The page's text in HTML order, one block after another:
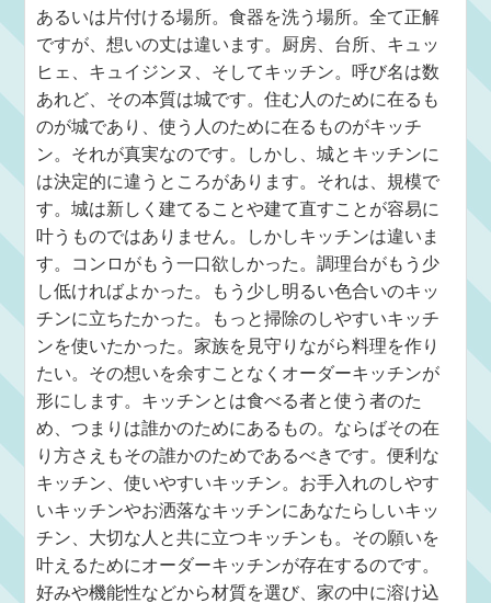
あるいは片付ける場所。食器を洗う場所。全て正解
ですが、想いの丈は違います。厨房、台所、キュッ
ヒェ、キュイジンヌ、そしてキッチン。呼び名は数
あれど、その本質は城です。住む人のために在るも
のが城であり、使う人のために在るものがキッチ
ン。それが真実なのです。しかし、城とキッチンに
は決定的に違うところがあります。それは、規模で
す。城は新しく建てることや建て直すことが容易に
叶うものではありません。しかしキッチンは違いま
す。コンロがもう一口欲しかった。調理台がもう少
し低ければよかった。もう少し明るい色合いのキッ
チンに立ちたかった。もっと掃除のしやすいキッチ
ンを使いたかった。家族を見守りながら料理を作り
たい。その想いを余すことなくオーダーキッチンが
形にします。キッチンとは食べる者と使う者のた
め、つまりは誰かのためにあるもの。ならばその在
り方さえもその誰かのためであるべきです。便利な
キッチン、使いやすいキッチン。お手入れのしやす
いキッチンやお洒落なキッチンにあなたらしいキッ
チン、大切な人と共に立つキッチンも。その願いを
叶えるためにオーダーキッチンが存在するのです。
好みや機能性などから材質を選び、家の中に溶け込